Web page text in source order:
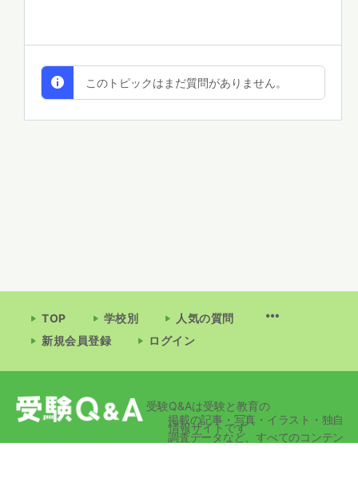
このトピックはまだ質問がありません。
TOP 学校別
人気の質問
新規会員登録
ログイン
受験Q&Aは受験と教育の
情報サイトです
掲載の記事・写真・イラスト・独自
調査データなど、すべてのコンテン